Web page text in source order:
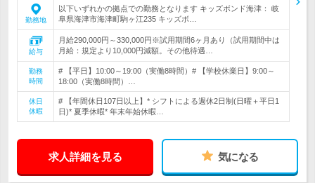
勤務地
以下いずれかの拠点での勤務となります キッズボンド海津： 岐
阜県海津市海津町駒ヶ江235 キッズボ…
給与
月給290,000円～330,000円※試用期間6ヶ月あり（試用期間中は
月給：規定より10,000円減額。その他待遇…
勤務
時間
# 【平日】10:00～19:00（実働8時間）# 【学校休業日】9:00～
18:00（実働8時間）…
休日
休暇
# 【年間休日107日以上】* シフトによる週休2日制(日曜＋平日1
日)* 夏季休暇* 年末年始休暇…
求人詳細を見る 気になる